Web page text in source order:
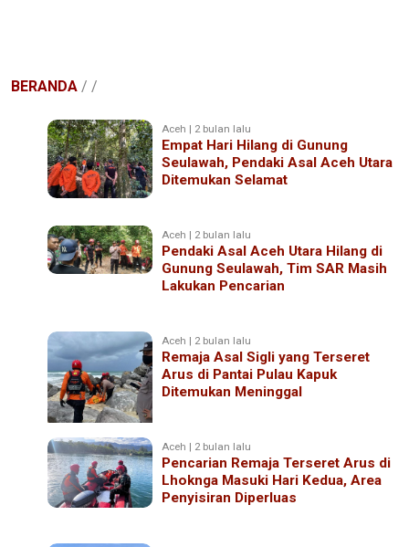
BERANDA / /
Aceh | 2 bulan lalu
Empat Hari Hilang di Gunung
Seulawah, Pendaki Asal Aceh Utara
Ditemukan Selamat
Aceh | 2 bulan lalu
Pendaki Asal Aceh Utara Hilang di
Gunung Seulawah, Tim SAR Masih
Lakukan Pencarian
Aceh | 2 bulan lalu
Remaja Asal Sigli yang Terseret
Arus di Pantai Pulau Kapuk
Ditemukan Meninggal
Aceh | 2 bulan lalu
Pencarian Remaja Terseret Arus di
Lhoknga Masuki Hari Kedua, Area
Penyisiran Diperluas